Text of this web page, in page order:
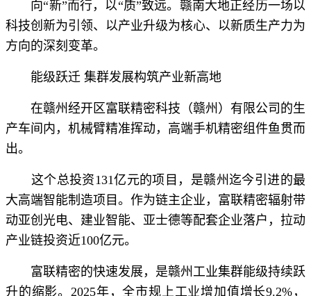
向“新”而行，以“质”致远。赣南大地正经历一场以
科技创新为引领、以产业升级为核心、以新质生产力为
方向的深刻变革。
能级跃迁 集群发展构筑产业新高地
在赣州经开区富联精密科技（赣州）有限公司的生
产车间内，机械臂精准挥动，高端手机精密组件鱼贯而
出。
这个总投资131亿元的项目，是赣州迄今引进的最
大高端智能制造项目。作为链主企业，富联精密辐射带
动亚创光电、建业智能、亚士德等配套企业落户，拉动
产业链投资近100亿元。
富联精密的快速发展，是赣州工业集群能级持续跃
升的缩影。2025年，全市规上工业增加值增长9.2%，